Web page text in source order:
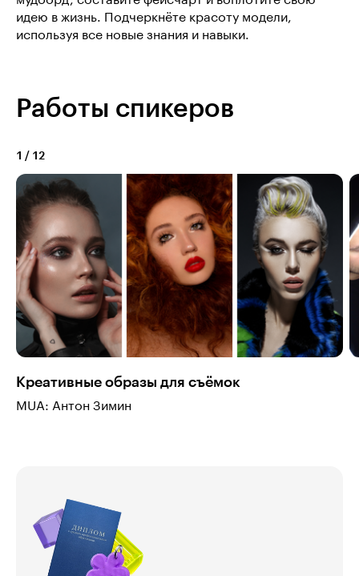
идею в жизнь. Подчеркнёте красоту модели,
используя все новые знания и навыки.
Работы спикеров
1 / 12
Креативные образы для съёмок
MUA: Антон Зимин